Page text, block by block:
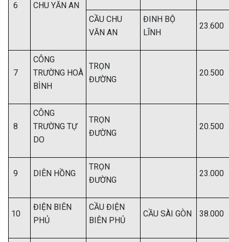
6 CHU YĂN AN
CẦU CHU
VĂN AN
ĐINH BỘ
LĨNH
23.600
7
CÔNG
TRƯỜNG HOÀ
BÌNH
TRỌN
ĐƯỜNG
20.500
8
CÔNG
TRƯỜNG TỰ
DO
TRỌN
ĐƯỜNG
20.500
9 DIÊN HỒNG
TRỌN
ĐƯỜNG
23.000
10
ĐIỆN BIÊN
PHỦ
CẦU ĐIỆN
BIÊN PHỦ
CẦU SÀI GÒN 38.000